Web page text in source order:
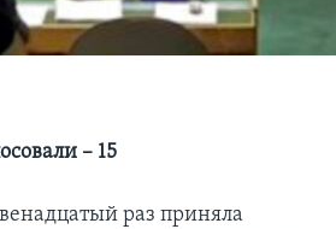
– 15
раз приняла